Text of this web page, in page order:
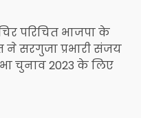
परिचित भाजपा के
सरगुजा प्रभारी संजय
चुनाव 2023 के लिए